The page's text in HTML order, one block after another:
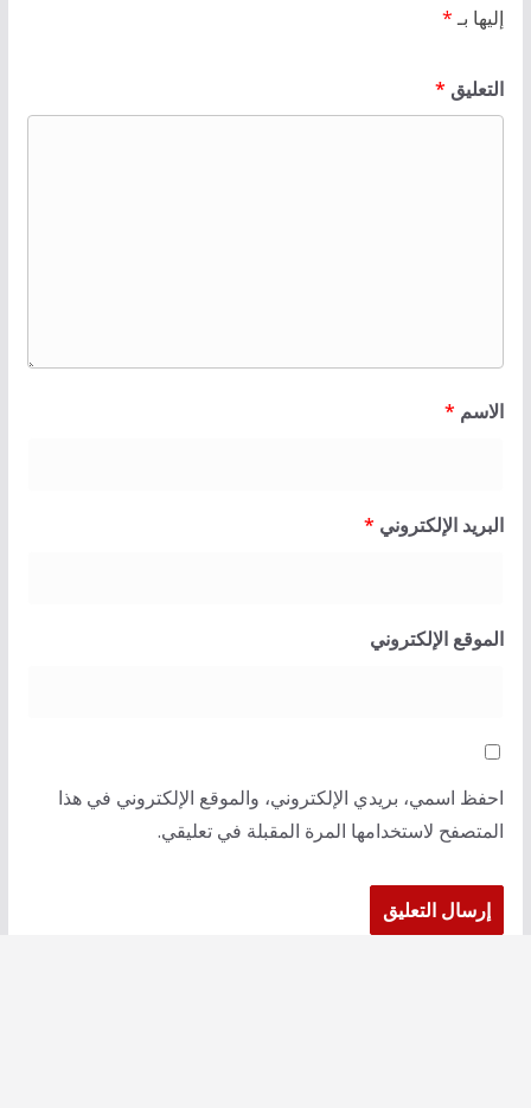
إليها بـ*
التعليق *
الاسم *
البريد الإلكتروني *
الموقع الإلكتروني
احفظ اسمي، بريدي الإلكتروني، والموقع الإلكتروني في هذا
المتصفح لاستخدامها المرة المقبلة في تعليقي.